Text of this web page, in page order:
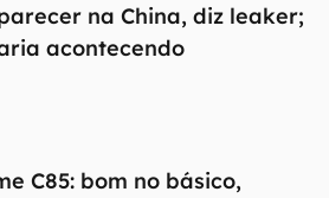
na China, diz leaker;
acontecendo
C85: bom no básico,